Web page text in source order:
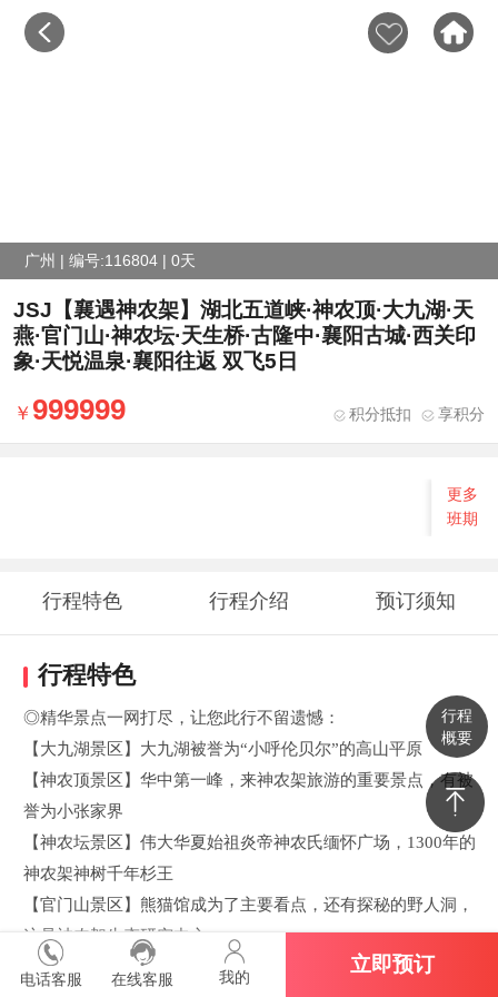
行程
概要
电话客服 在线客服 我的
立即预订
广州 | 编号:116804 | 0天
JSJ【襄遇神农架】湖北五道峡·神农顶·大九湖·天
燕·官门山·神农坛·天生桥·古隆中·襄阳古城·西关印
象·天悦温泉·襄阳往返 双飞5日
999999 积分抵扣 享积分
更多
班期
行程特色 行程介绍 预订须知
行程特色
◎精华景点一网打尽，让您此行不留遗憾：
【大九湖景区】大九湖被誉为“小呼伦贝尔”的高山平原
【神农顶景区】华中第一峰，来神农架旅游的重要景点，有被
誉为小张家界
【神农坛景区】伟大华夏始祖炎帝神农氏缅怀广场，1300年的
神农架神树千年杉王
【官门山景区】熊猫馆成为了主要看点，还有探秘的野人洞，
这是神农架生态研究中心
【天生桥景区】集奇洞、奇桥、奇瀑，并集中展现巴人文化的